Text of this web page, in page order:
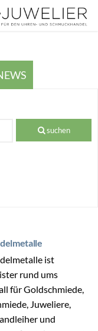
suchen
ist
rund ums
für Goldschmiede,
Juweliere,
und